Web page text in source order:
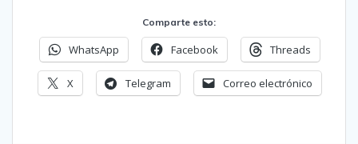
Comparte esto:
WhatsApp Facebook Threads
X Telegram Correo electrónico